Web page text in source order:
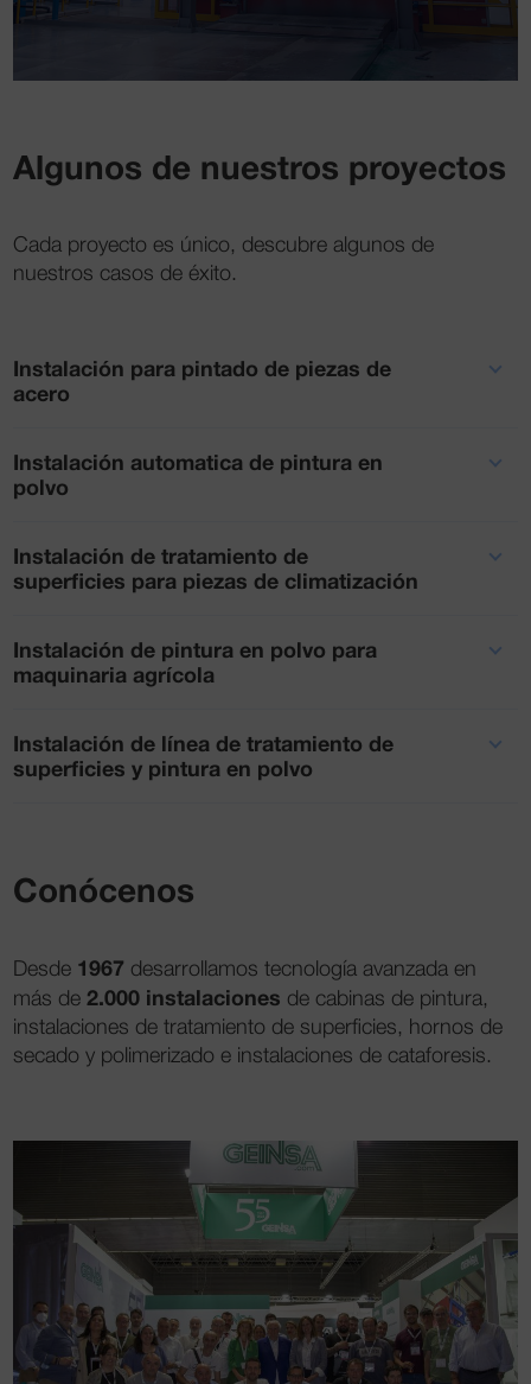
Algunos de nuestros proyectos
Cada proyecto es único, descubre algunos de
nuestros casos de éxito.
Instalación para pintado de piezas de
acero
Instalación automatica de pintura en
polvo
Instalación de tratamiento de
superficies para piezas de climatización
Instalación de pintura en polvo para
maquinaria agrícola
Instalación de línea de tratamiento de
superficies y pintura en polvo
Conócenos
Desde 1967 desarrollamos tecnología avanzada en
más de2.000 instalaciones de cabinas de pintura,
instalaciones de tratamiento de superficies, hornos de
secado y polimerizado e instalaciones de cataforesis.